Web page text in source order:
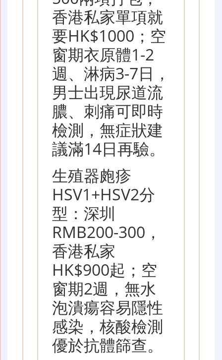
香港私家單項就
要HK$1000；空
窗期衣原體1-2
週、淋病3-7日，
男士出現尿道流
膿、刺痛可即時
檢測，無症狀建
議滿14日再驗。
生殖器皰疹
HSV1+HSV2分
型：深圳
RMB200-300，
香港私家
HK$900起；空
窗期2週，無水
泡潰瘍容易隱性
感染，核酸檢測
優於抗體篩查。